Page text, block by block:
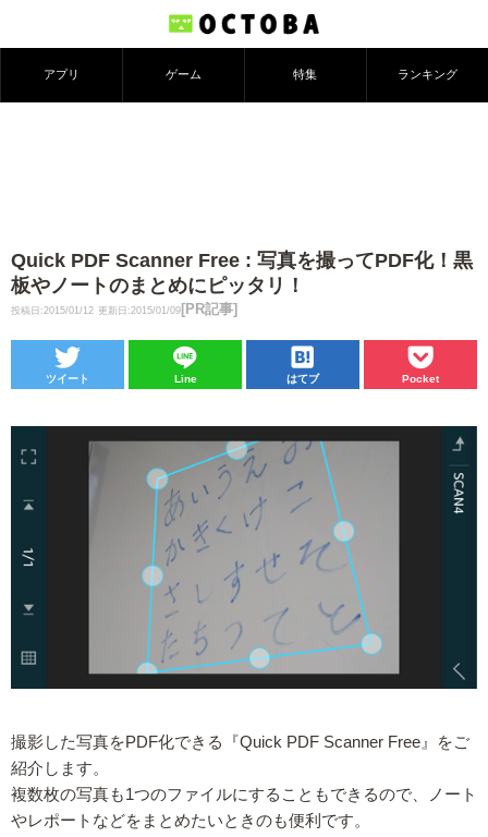
アプリ ゲーム 特集 ランキング
Quick PDF Scanner Free : 写真を撮ってPDF化！黒
板やノートのまとめにピッタリ！
投稿日:2015/01/12 更新日:2015/01/09 [PR記事]
ツイート Line はてブ Pocket
撮影した写真をPDF化できる『Quick PDF Scanner Free』をご
紹介します。
複数枚の写真も1つのファイルにすることもできるので、ノート
やレポートなどをまとめたいときのも便利です。